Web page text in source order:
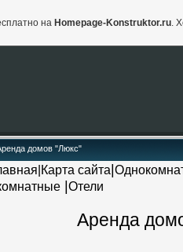
домов "Люкс"
|Карта сайта
Отели
Аренда
на Homepage-Konstruktor.ru.